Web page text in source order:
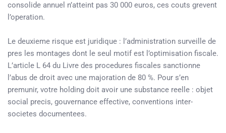
consolide annuel n’atteint pas 30 000 euros, ces couts grevent
l’operation.
Le deuxieme risque est juridique : l’administration surveille de
pres les montages dont le seul motif est l’optimisation fiscale.
L’article L 64 du Livre des procedures fiscales sanctionne
l’abus de droit avec une majoration de 80 %. Pour s’en
premunir, votre holding doit avoir une substance reelle : objet
social precis, gouvernance effective, conventions inter-
societes documentees.